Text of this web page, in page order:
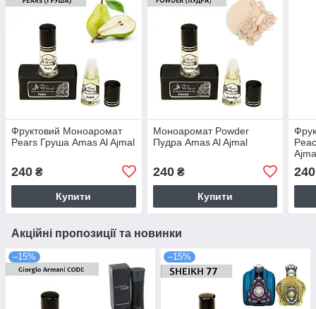
Фруктовий Моноаромат
Pears Груша Amas Al Ajmal
240 ₴
Купити
Моноаромат Powder
Пудра Amas Al Ajmal
240₴
Купити
240
Акційні пропозиції та новинки
–15% –15%